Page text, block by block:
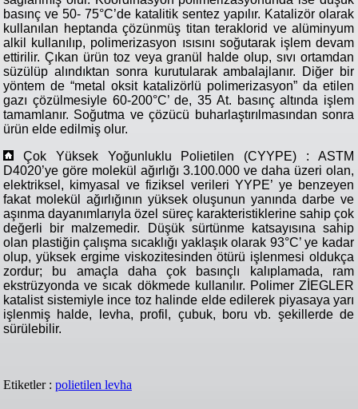
basınç ve 50- 75°C’de katalitik sentez yapılır. Katalizör olarak
kullanılan heptanda çözünmüş titan teraklorid ve alüminyum
alkil kullanılıp, polimerizasyon ısısını soğutarak işlem devam
ettirilir. Çıkan ürün toz veya granül halde olup, sıvı ortamdan
süzülüp alındıktan sonra kurutularak ambalajlanır. Diğer bir
yöntem de “metal oksit katalizörlü polimerizasyon” da etilen
gazı çözülmesiyle 60-200°C’ de, 35 At. basınç altında işlem
tamamlanır. Soğutma ve çözücü buharlaştırılmasından sonra
ürün elde edilmiş olur.
Çok Yüksek Yoğunluklu Polietilen (CYYPE) : ASTM
D4020’ye göre molekül ağırlığı 3.100.000 ve daha üzeri olan,
elektriksel, kimyasal ve fiziksel verileri YYPE’ ye benzeyen
fakat molekül ağırlığının yüksek oluşunun yanında darbe ve
aşınma dayanımlarıyla özel süreç karakteristiklerine sahip çok
değerli bir malzemedir. Düşük sürtünme katsayısına sahip
olan plastiğin çalışma sıcaklığı yaklaşık olarak 93°C’ ye kadar
olup, yüksek ergime viskozitesinden ötürü işlenmesi oldukça
zordur; bu amaçla daha çok basınçlı kalıplamada, ram
ekstrüzyonda ve sıcak dökmede kullanılır. Polimer ZİEGLER
katalist sistemiyle ince toz halinde elde edilerek piyasaya yarı
işlenmiş halde, levha, profil, çubuk, boru vb. şekillerde de
sürülebilir.
Etiketler : polietilen levha